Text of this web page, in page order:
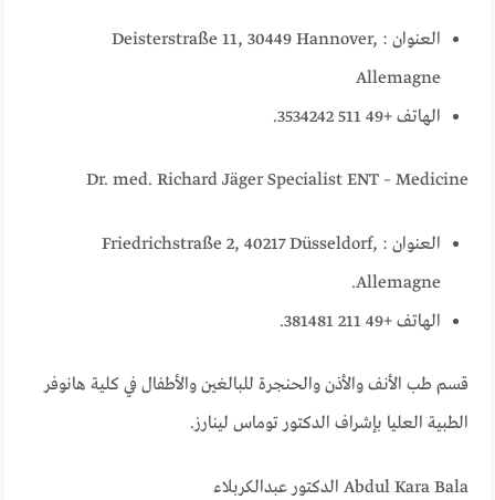
العنوان : Deisterstraße 11, 30449 Hannover,
Allemagne
الهاتف +49 511 3534242.
Dr. med. Richard Jäger Specialist ENT – Medicine
العنوان : Friedrichstraße 2, 40217 Düsseldorf,
Allemagne.
الهاتف +49 211 381481.
قسم طب الأنف والأذن والحنجرة للبالغين والأطفال في كلية هانوفر
الطبية العليا بإشراف الدكتور توماس لينارز.
Abdul Kara Bala الدكتور عبدالكربلاء